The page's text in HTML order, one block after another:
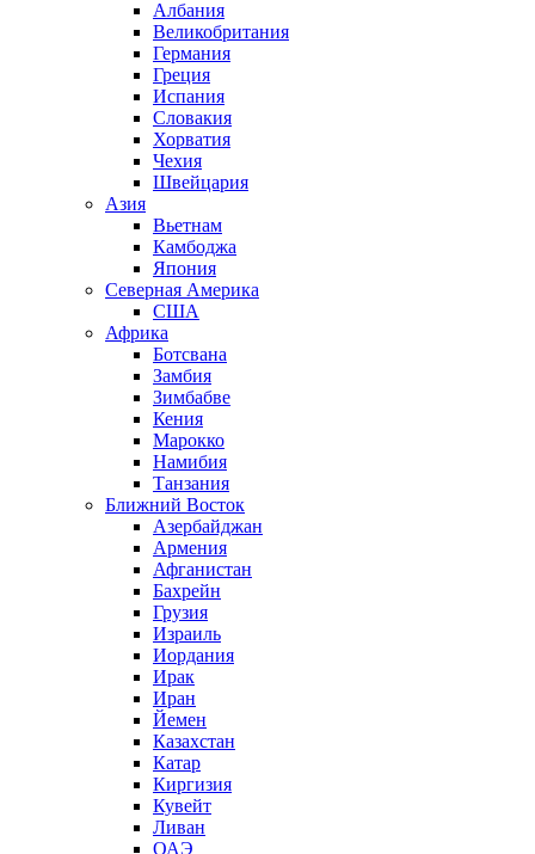
Албания
Великобритания
Германия
Греция
Испания
Словакия
Хорватия
Чехия
Швейцария
Азия
Вьетнам
Камбоджа
Япония
Северная Америка
США
Африка
Ботсвана
Замбия
Зимбабве
Кения
Марокко
Намибия
Танзания
Ближний Восток
Азербайджан
Армения
Афганистан
Бахрейн
Грузия
Израиль
Иордания
Ирак
Иран
Йемен
Казахстан
Катар
Киргизия
Кувейт
Ливан
ОАЭ